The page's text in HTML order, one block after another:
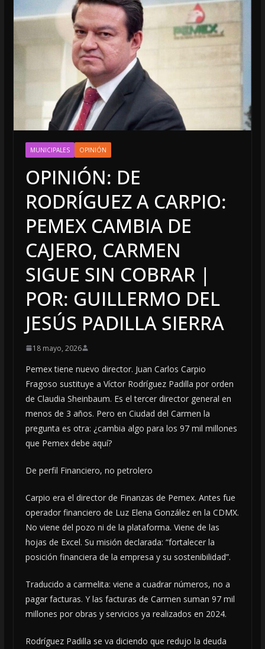
MUNICIPALES OPINIÓN
OPINIÓN: DE
RODRÍGUEZ A CARPIO:
PEMEX CAMBIA DE
CAJERO, CARMEN
SIGUE SIN COBRAR |
POR: GUILLERMO DEL
JESÚS PADILLA SIERRA
18 mayo, 2026
Pemex tiene nuevo director. Juan Carlos Carpio
Fragoso sustituye a Víctor Rodríguez Padilla por orden
de Claudia Sheinbaum. Es el tercer director general en
menos de 3 años. Pero en Ciudad del Carmen la
pregunta es otra: ¿cambia algo para los 97 mil millones
que Pemex debe aquí?
De perfil Financiero, no petrolero
Carpio era el director de Finanzas de Pemex. Antes fue
operador financiero de Luz Elena González en la CDMX.
No viene del pozo ni de la plataforma. Viene de las
hojas de Excel. Su misión declarada: “fortalecer la
posición financiera de la empresa y su sostenibilidad”.
Traducido a carmelita: viene a cuadrar números, no a
pagar facturas. Y las facturas de Carmen suman 97 mil
millones por obras y servicios ya realizados en 2024.
Rodríguez Padilla se va diciendo que redujo la deuda